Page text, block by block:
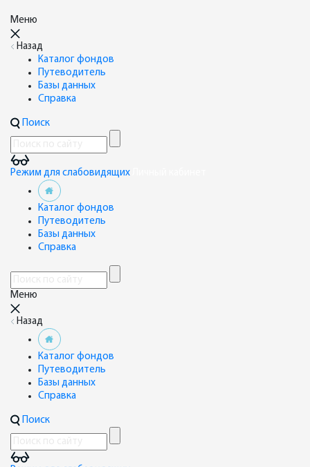
Меню
Назад
Каталог фондов
Путеводитель
Базы данных
Справка
Поиск
Режим для слабовидящих
Каталог фондов
Путеводитель
Базы данных
Справка
Меню
Назад
Каталог фондов
Путеводитель
Базы данных
Справка
Поиск